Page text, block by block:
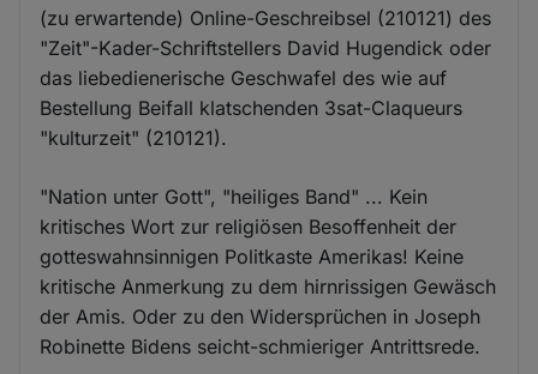
(zu erwartende) Online-Geschreibsel (210121) des
"Zeit"-Kader-Schriftstellers David Hugendick oder
das liebedienerische Geschwafel des wie auf
Bestellung Beifall klatschenden 3sat-Claqueurs
"kulturzeit" (210121).
"Nation unter Gott", "heiliges Band" ... Kein
kritisches Wort zur religiösen Besoffenheit der
gotteswahnsinnigen Politkaste Amerikas! Keine
kritische Anmerkung zu dem hirnrissigen Gewäsch
der Amis. Oder zu den Widersprüchen in Joseph
Robinette Bidens seicht-schmieriger Antrittsrede.